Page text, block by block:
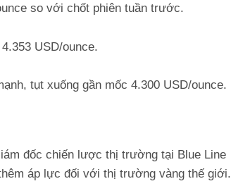
so với chốt phiên tuần trước.
USD/ounce.
tụt xuống gần mốc 4.300 USD/ounce.
đốc chiến lược thị trường tại Blue Line
áp lực đối với thị trường vàng thế giới.